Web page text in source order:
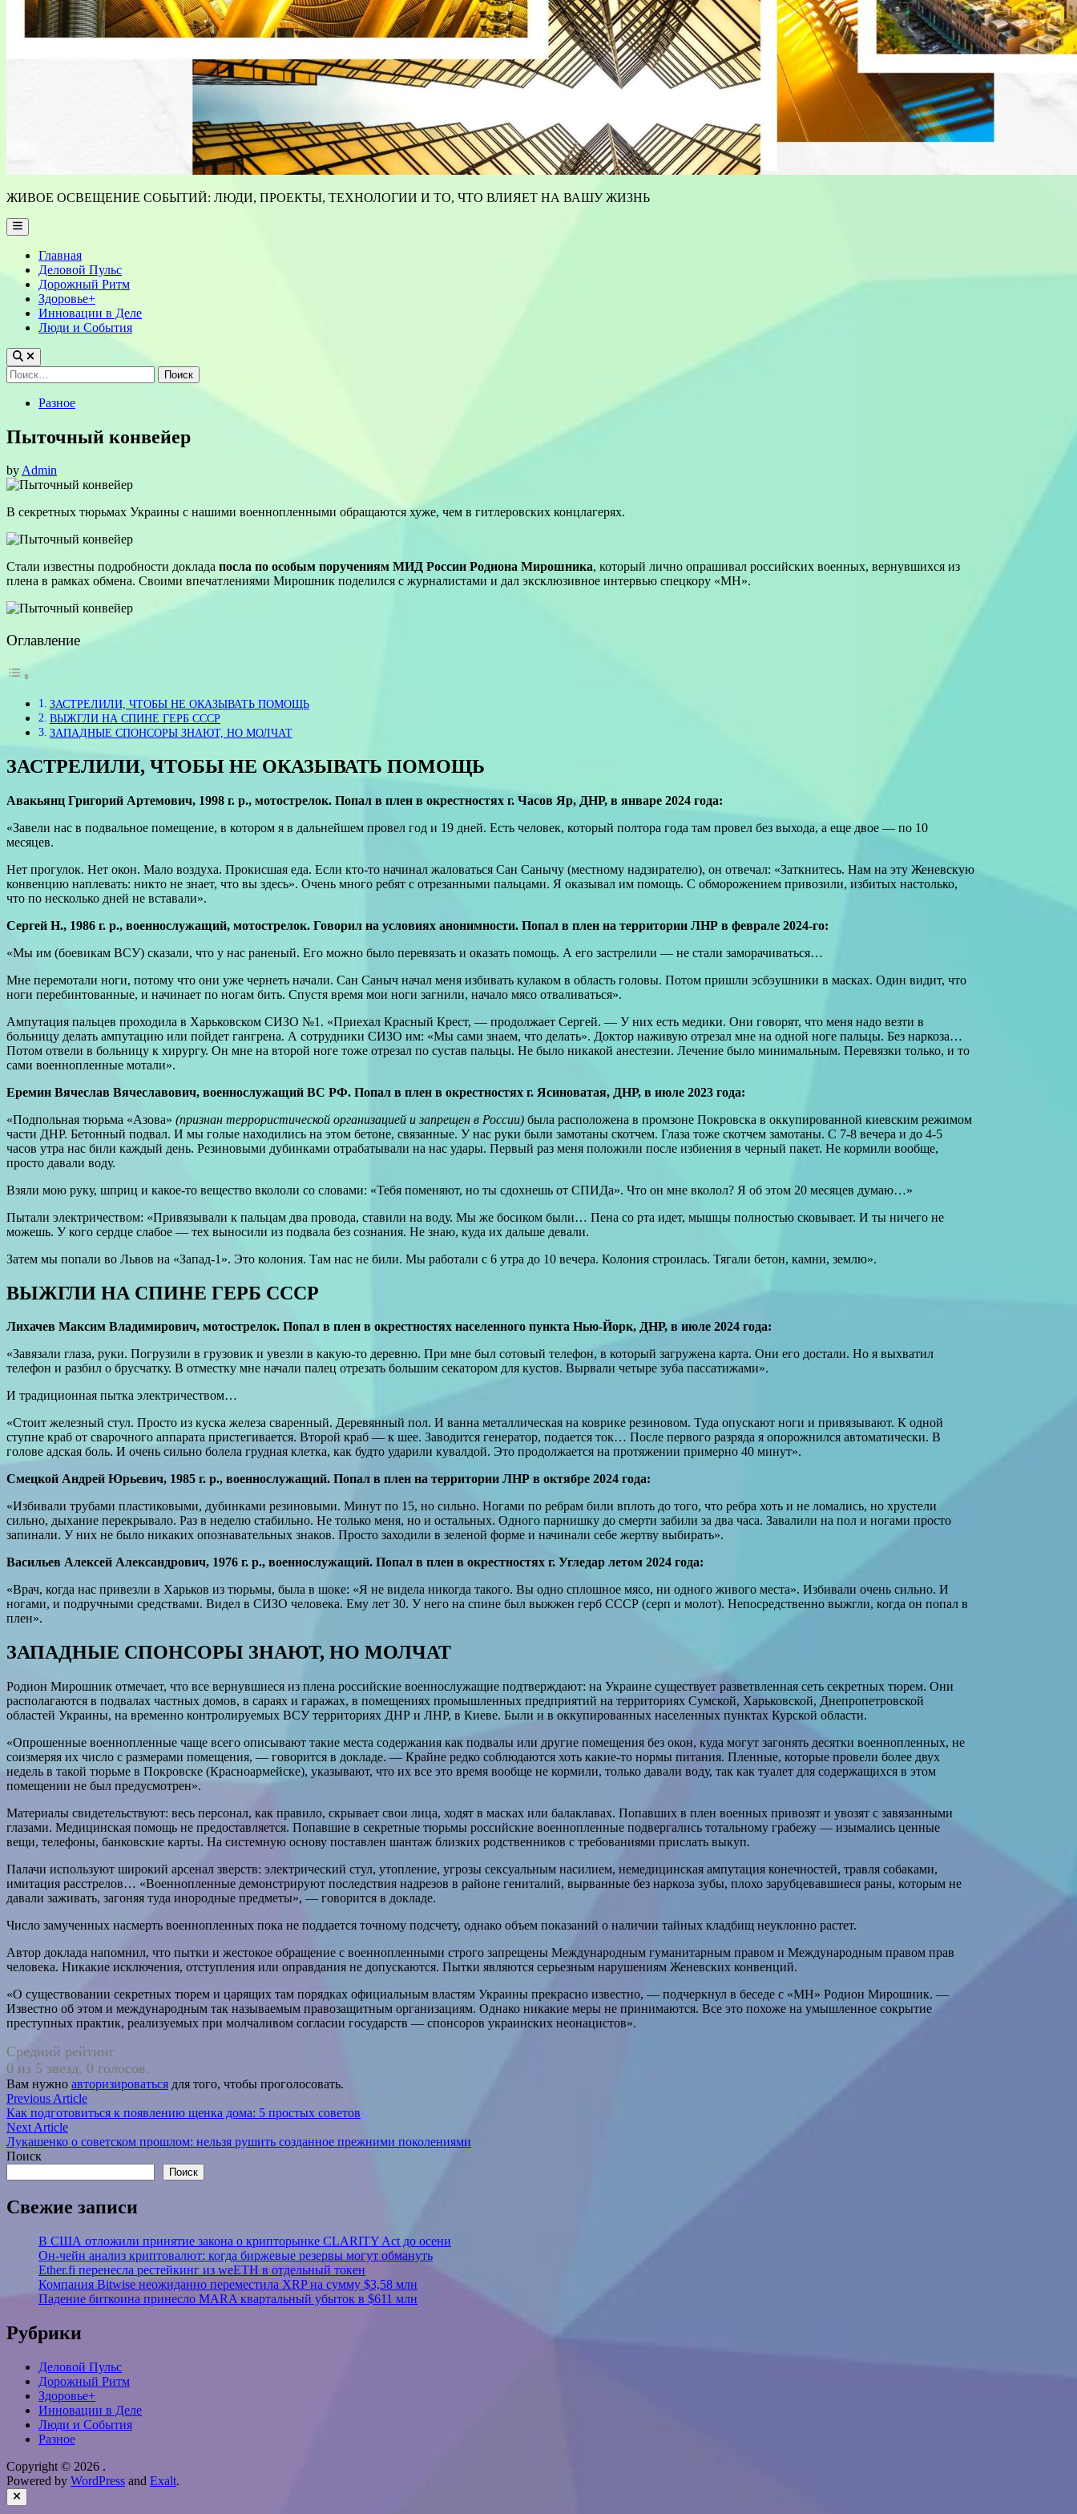
ЖИВОЕ ОСВЕЩЕНИЕ СОБЫТИЙ: ЛЮДИ, ПРОЕКТЫ, ТЕХНОЛОГИИ И ТО, ЧТО ВЛИЯЕТ НА ВАШУ ЖИЗНЬ
Main
Menu
Главная
Деловой Пульс
Дорожный Ритм
Здоровье+
Инновации в Деле
Люди и События
Найти:
PostedРазное
Пыточный конвейер
byAdmin
В секретных тюрьмах Украины с нашими военнопленными обращаются хуже, чем в гитлеровских концлагерях.
Стали известны подробности доклада посла по особым поручениям МИД России Родиона Мирошника, который лично опрашивал российских военных, вернувшихся из
плена в рамках обмена. Своими впечатлениями Мирошник поделился с журналистами и дал эксклюзивное интервью спецкору «МН».
Оглавление
ЗАСТРЕЛИЛИ, ЧТОБЫ НЕ ОКАЗЫВАТЬ ПОМОЩЬ
ВЫЖГЛИ НА СПИНЕ ГЕРБ СССР
ЗАПАДНЫЕ СПОНСОРЫ ЗНАЮТ, НО МОЛЧАТ
ЗАСТРЕЛИЛИ, ЧТОБЫ НЕ ОКАЗЫВАТЬ ПОМОЩЬ
Авакьянц Григорий Артемович, 1998 г. р., мотострелок. Попал в плен в окрестностях г. Часов Яр, ДНР, в январе 2024 года:
«Завели нас в подвальное помещение, в котором я в дальнейшем провел год и 19 дней. Есть человек, который полтора года там провел без выхода, а еще двое — по 10
месяцев.
Нет прогулок. Нет окон. Мало воздуха. Прокисшая еда. Если кто-то начинал жаловаться Сан Санычу (местному надзирателю), он отвечал: «Заткнитесь. Нам на эту Женевскую
конвенцию наплевать: никто не знает, что вы здесь». Очень много ребят с отрезанными пальцами. Я оказывал им помощь. С обморожением привозили, избитых настолько,
что по несколько дней не вставали».
Сергей Н., 1986 г. р., военно­служащий, мотострелок. Говорил на условиях анонимности. Попал в плен на территории ЛНР в феврале 2024-го:
«Мы им (боевикам ВСУ) сказали, что у нас раненый. Его можно было перевязать и оказать помощь. А его застрелили — не стали заморачиваться…
Мне перемотали ноги, потому что они уже чернеть начали. Сан Саныч начал меня избивать кулаком в область головы. Потом пришли эсбэушники в масках. Один видит, что
ноги перебинтованные, и начинает по ногам бить. Спустя время мои ноги загнили, начало мясо отваливаться».
Ампутация пальцев проходила в Харьковском СИЗО №1. «Приехал Красный Крест, — продолжает Сергей. — У них есть медики. Они говорят, что меня надо везти в
больницу делать ампутацию или пойдет гангрена. А сотрудники СИЗО им: «Мы сами знаем, что делать». Доктор наживую отрезал мне на одной ноге пальцы. Без наркоза…
Потом отвели в больницу к хирургу. Он мне на второй ноге тоже отрезал по сустав пальцы. Не было никакой анестезии. Лечение было минимальным. Перевязки только, и то
сами военнопленные мотали».
Еремин Вячеслав Вячеславович, военнослужащий ВС РФ. Попал в плен в окрестностях г. Ясиноватая, ДНР, в июле 2023 года:
«Подпольная тюрьма «Азова» (признан террористической организацией и запрещен в России) была расположена в промзоне Покровска в оккупированной киевским режимом
части ДНР. Бетонный подвал. И мы голые находились на этом бетоне, связанные. У нас руки были замотаны скотчем. Глаза тоже скотчем замотаны. С 7-8 вечера и до 4-5
часов утра нас били каждый день. Резиновыми дубинками отрабатывали на нас удары. Первый раз меня положили после избиения в черный пакет. Не кормили вообще,
просто давали воду.
Взяли мою руку, шприц и какое-то вещество вкололи со словами: «Тебя поменяют, но ты сдохнешь от СПИДа». Что он мне вколол? Я об этом 20 месяцев думаю…»
Пытали электричеством: «Привязывали к пальцам два провода, ставили на воду. Мы же босиком были… Пена со рта идет, мышцы полностью сковывает. И ты ничего не
можешь. У кого сердце слабое — тех выносили из подвала без сознания. Не знаю, куда их дальше девали.
Затем мы попали во Львов на «Запад-1». Это колония. Там нас не били. Мы работали с 6 утра до 10 вечера. Колония строилась. Тягали бетон, камни, землю».
ВЫЖГЛИ НА СПИНЕ ГЕРБ СССР
Лихачев Максим Владимирович, мотострелок. Попал в плен в окрестностях населенного пункта Нью-Йорк, ДНР, в июле 2024 года:
«Завязали глаза, руки. Погрузили в грузовик и увезли в какую-то деревню. При мне был сотовый телефон, в который загружена карта. Они его достали. Но я выхватил
телефон и разбил о брусчатку. В отместку мне начали палец отрезать большим секатором для кустов. Вырвали четыре зуба пассатижами».
И традиционная пытка электричеством…
«Стоит железный стул. Просто из куска железа сваренный. Деревянный пол. И ванна металлическая на коврике резиновом. Туда опускают ноги и привязывают. К одной
ступне краб от сварочного аппарата пристегивается. Второй краб — к шее. Заводится генератор, подается ток… После первого разряда я опорожнился автоматически. В
голове адская боль. И очень сильно болела грудная клетка, как будто ударили кувалдой. Это продолжается на протяжении примерно 40 минут».
Смецкой Андрей Юрьевич, 1985 г. р., военнослужащий. Попал в плен на территории ЛНР в октябре 2024 года:
«Избивали трубами пластиковыми, дубинками резиновыми. Минут по 15, но сильно. Ногами по ребрам били вплоть до того, что ребра хоть и не ломались, но хрустели
сильно, дыхание перекрывало. Раз в неделю стабильно. Не только меня, но и остальных. Одного парнишку до смерти забили за два часа. Завалили на пол и ногами просто
запинали. У них не было никаких опознавательных знаков. Просто заходили в зеленой форме и начинали себе жертву выбирать».
Васильев Алексей Александрович, 1976 г. р., военнослужащий. Попал в плен в окрестностях г. Угледар летом 2024 года:
«Врач, когда нас привезли в Харьков из тюрьмы, была в шоке: «Я не видела никогда такого. Вы одно сплошное мясо, ни одного живого места». Избивали очень сильно. И
ногами, и подручными средствами. Видел в СИЗО человека. Ему лет 30. У него на спине был выжжен герб СССР (серп и молот). Непосредственно выжгли, когда он попал в
плен».
ЗАПАДНЫЕ СПОНСОРЫ ЗНАЮТ, НО МОЛЧАТ
Родион Мирошник отмечает, что все вернувшиеся из плена российские военнослужащие подтверждают: на Украине существует разветвленная сеть секретных тюрем. Они
располагаются в подвалах частных домов, в сараях и гаражах, в помещениях промышленных предприятий на территориях Сумской, Харьковской, Днепропетровской
областей Украины, на временно контролируемых ВСУ территориях ДНР и ЛНР, в Киеве. Были и в оккупированных населенных пунктах Курской области.
«Опрошенные военнопленные чаще всего описывают такие места содержания как подвалы или другие помещения без окон, куда могут загонять десятки военнопленных, не
соизмеряя их число с размерами помещения, — говорится в докладе. — Крайне редко соблюдаются хоть какие-то нормы питания. Пленные, которые провели более двух
недель в такой тюрьме в Покровске (Красноармейске), указывают, что их все это время вообще не кормили, только давали воду, так как туалет для содержащихся в этом
помещении не был предусмотрен».
Материалы свидетельствуют: весь персонал, как правило, скрывает свои лица, ходят в масках или балаклавах. Попавших в плен военных привозят и увозят с завязанными
глазами. Медицинская помощь не предоставляется. Попавшие в секретные тюрьмы российские военнопленные подвергались тотальному грабежу — изымались ценные
вещи, телефоны, банковские карты. На системную основу поставлен шантаж близких родственников с требованиями прислать выкуп.
Палачи используют широкий арсенал зверств: электрический стул, утопление, угрозы сексуальным насилием, немедицинская ампутация конечностей, травля собаками,
имитация расстрелов… «Военнопленные демонстрируют последствия надрезов в районе гениталий, вырванные без наркоза зубы, плохо зарубцевавшиеся раны, которым не
давали заживать, загоняя туда инородные предметы», — говорится в докладе.
Число замученных насмерть военнопленных пока не поддается точному подсчету, однако объем показаний о наличии тайных кладбищ неуклонно растет.
Автор доклада напомнил, что пытки и жестокое обращение с военнопленными строго запрещены Международным гуманитарным правом и Международным правом прав
человека. Никакие исключения, отступления или оправдания не допускаются. Пытки являются серьезным нарушениям Женевских конвенций.
«О существовании секретных тюрем и царящих там порядках официальным властям Украины прекрасно известно, — подчеркнул в беседе с «МН» Родион Мирошник. —
Известно об этом и международным так называемым правозащитным организациям. Однако никакие меры не принимаются. Все это похоже на умышленное сокрытие
преступных практик, реализуемых при молчаливом согласии государств — спонсоров украинских неонацистов».
Средний рейтинг
0 из 5 звезд. 0 голосов.
Вам нужно авторизироваться для того, чтобы проголосовать.
Навигация
по
записям
Previous ArticlePrevious
article:
Как подготовиться к появлению щенка дома: 5 простых советов
Next ArticleNext
article:
Лукашенко о советском прошлом: нельзя рушить созданное прежними поколениями
Поиск
Поиск
Свежие записи
В США отложили принятие закона о крипторынке CLARITY Act до осени
Он-чейн анализ криптовалют: когда биржевые резервы могут обмануть
Ether.fi перенесла рестейкинг из weETH в отдельный токен
Компания Bitwise неожиданно переместила XRP на сумму $3,58 млн
Падение биткоина принесло MARA квартальный убыток в $611 млн
Рубрики
Деловой Пульс
Дорожный Ритм
Здоровье+
Инновации в Деле
Люди и События
Разное
Copyright © 2026 .
Powered by WordPress and Exalt.
Close